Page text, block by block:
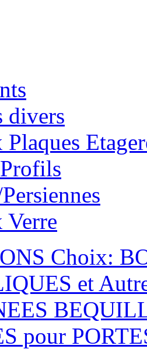
divers
Plaques
Verre
Choix:
et
pour